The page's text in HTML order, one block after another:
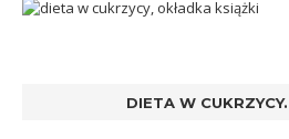
DIETA W